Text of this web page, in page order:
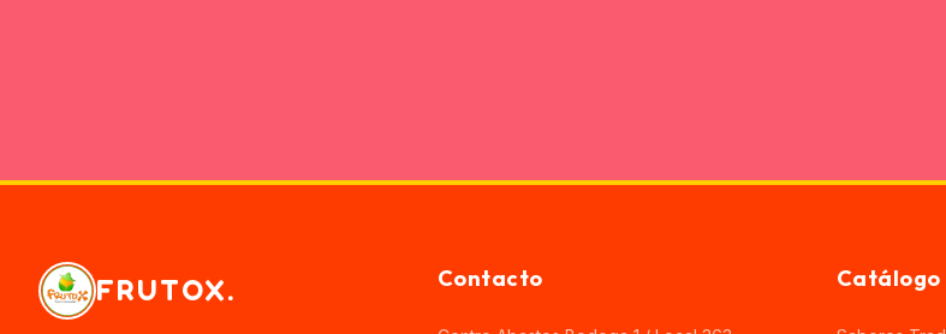
FRUTOX. Contacto Catálogo